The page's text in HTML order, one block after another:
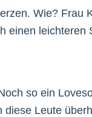
Wie? Frau
einen leichteren
so ein
Leute